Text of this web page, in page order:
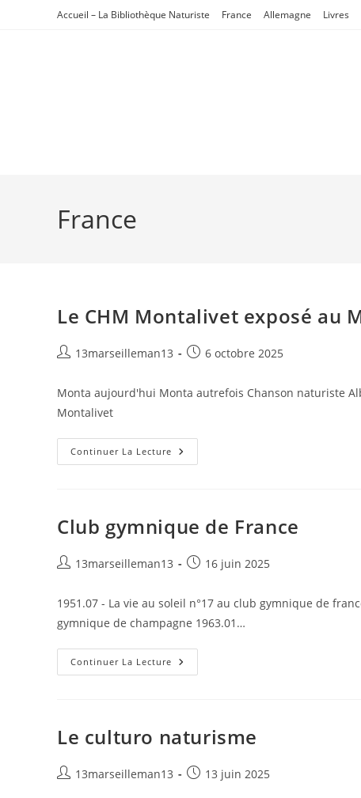
Accueil – La Bibliothèque Naturiste France Allemagne Livres
France
Le CHM Montalivet exposé au
Auteur/autrice
la
publication :
13marseilleman13
Publication
6 octobre 2025
Monta aujourd'hui Monta autrefois Chanson naturiste
Montalivet
Continuer La Lecture Le
CHM
Club gymnique de France
Auteur/autrice
la
publication :
13marseilleman13
Publication
16 juin 2025
1951.07 - La vie au soleil n°17 au club gymnique de
gymnique de champagne 1963.01…
Continuer La Lecture Club
Gymnique
Le culturo naturisme
Auteur/autrice
13marseilleman13
Publication
13 juin 2025